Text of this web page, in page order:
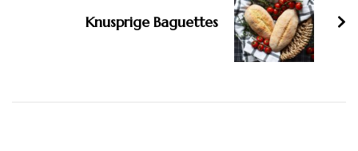
Knusprige Baguettes